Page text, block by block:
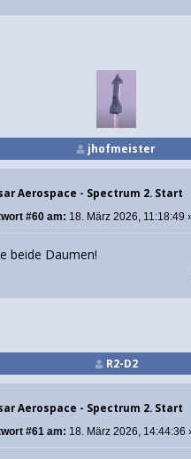
jhofmeister
Aerospace - Spectrum 2. Start
#60 am: 18. März 2026, 11:18:49
beide Daumen!
R2-D2
Aerospace - Spectrum 2. Start
#61 am: 18. März 2026, 14:44:36